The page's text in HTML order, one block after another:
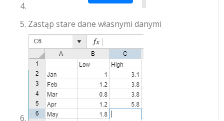
Zastąp stare dane własnymi danymi